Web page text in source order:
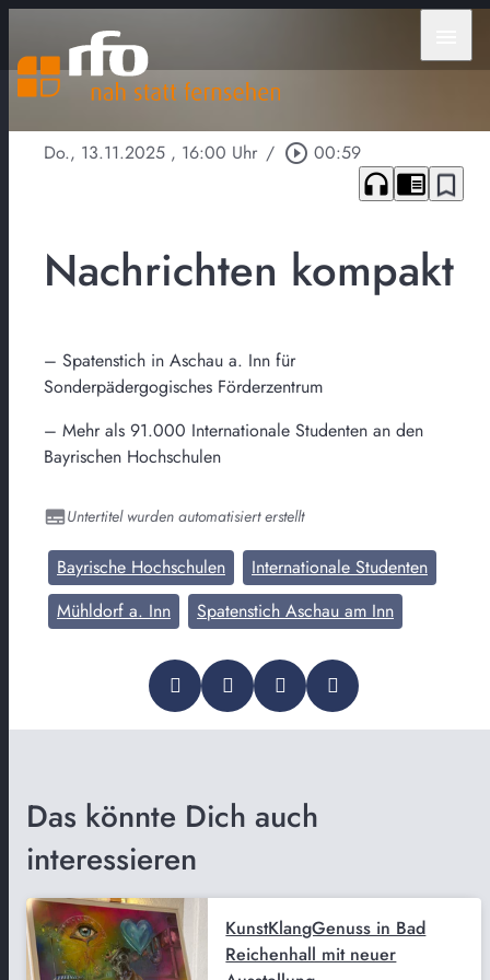
Do., 13.11.2025 , 16:00 Uhr / play_circle_outline 00:59
headphones chrome_reader_mode bookmark_border
Nachrichten kompakt
– Spatenstich in Aschau a. Inn für
Sonderpädergogisches Förderzentrum
– Mehr als 91.000 Internationale Studenten an den
Bayrischen Hochschulen
Untertitel wurden automatisiert erstellt
Bayrische Hochschulen
Internationale Studenten
Mühldorf a. Inn
Spatenstich Aschau am Inn
Das könnte Dich auch
interessieren
KunstKlangGenuss in Bad
Reichenhall mit neuer